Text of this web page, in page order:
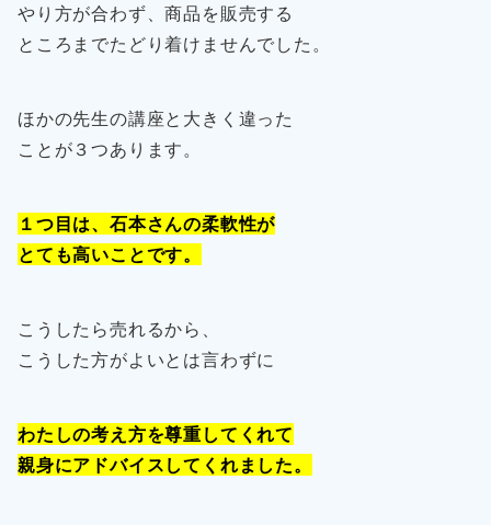
やり方が合わず、商品を販売する
ところまでたどり着けませんでした。
ほかの先生の講座と大きく違った
ことが３つあります。
１つ目は、石本さんの柔軟性が
とても高いことです。
こうしたら売れるから、
こうした方がよいとは言わずに
わたしの考え方を尊重してくれて
親身にアドバイスしてくれました。